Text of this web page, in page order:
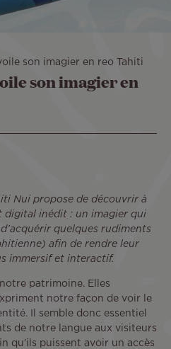
son imagier en reo Tahiti
son imagier en
Nui propose de découvrir à
digital inédit : un imagier qui
quelques rudiments
afin de rendre leur
immersif et interactif.
patrimoine. Elles
notre façon de voir le
Il semble donc essentiel
de notre langue aux visiteurs
qu’ils puissent avoir un accès